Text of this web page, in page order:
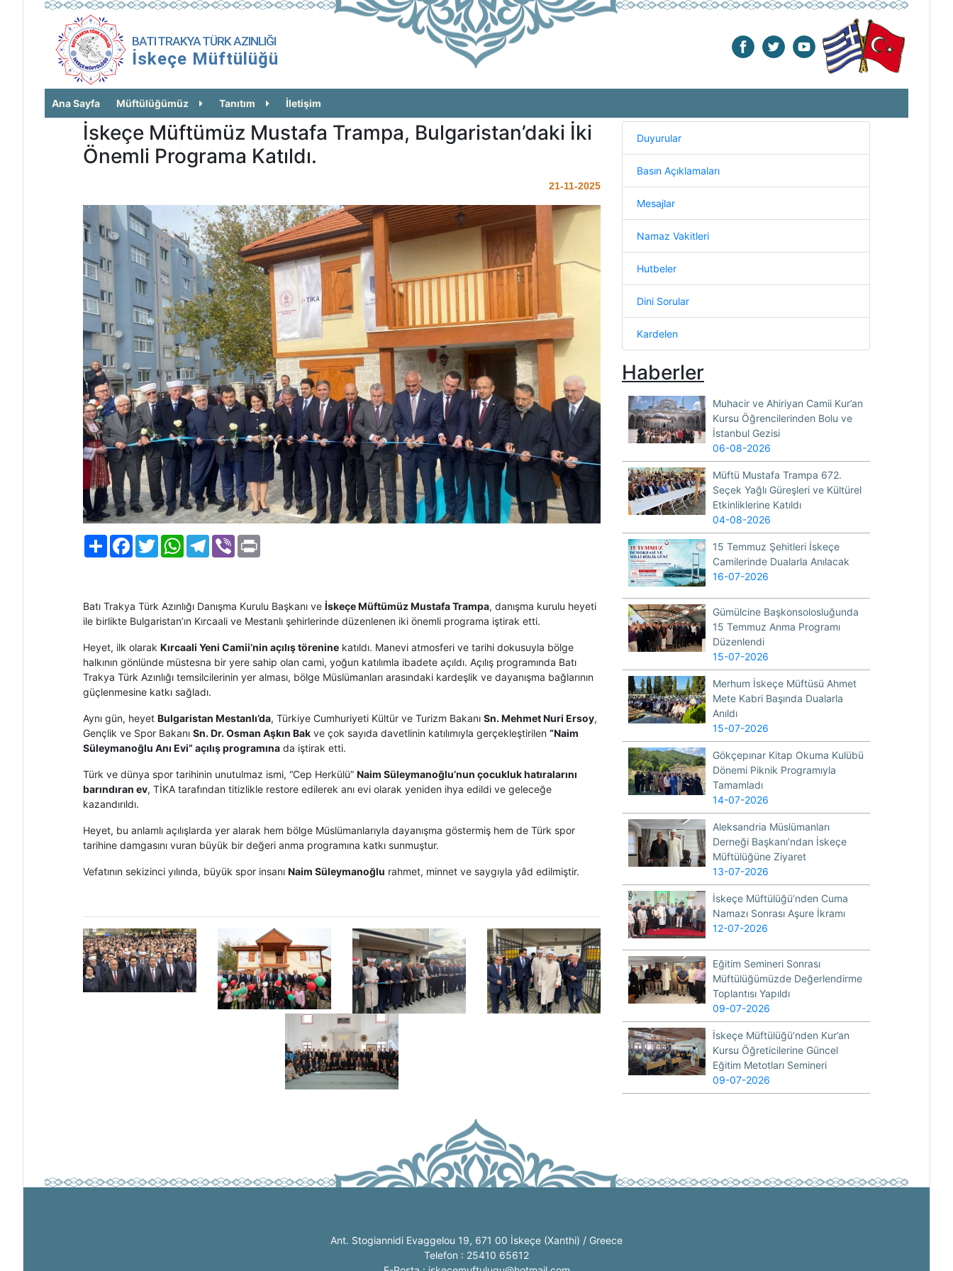
BATI TRAKYA TÜRK AZINLIĞI
İskeçe Müftülüğü
Ana Sayfa Müftülüğümüz Tanıtım İletişim
İskeçe Müftümüz Mustafa Trampa, Bulgaristan’daki İki
Önemli Programa Katıldı.
21-11-2025
PaylaşFacebook
TwitterWhatsAppTelegram
Viber
Batı Trakya Türk Azınlığı Danışma Kurulu Başkanı ve İskeçe Müftümüz Mustafa Trampa, danışma kurulu heyeti
ile birlikte Bulgaristan’ın Kırcaali ve Mestanlı şehirlerinde düzenlenen iki önemli programa iştirak etti.
Heyet, ilk olarak Kırcaali Yeni Camii’nin açılış törenine katıldı. Manevi atmosferi ve tarihi dokusuyla bölge
halkının gönlünde müstesna bir yere sahip olan cami, yoğun katılımla ibadete açıldı. Açılış programında Batı
Trakya Türk Azınlığı temsilcilerinin yer alması, bölge Müslümanları arasındaki kardeşlik ve dayanışma bağlarının
güçlenmesine katkı sağladı.
Aynı gün, heyet Bulgaristan Mestanlı’da, Türkiye Cumhuriyeti Kültür ve Turizm Bakanı Sn. Mehmet Nuri Ersoy,
Gençlik ve Spor Bakanı Sn. Dr. Osman Aşkın Bak ve çok sayıda davetlinin katılımıyla gerçekleştirilen “Naim
Süleymanoğlu Anı Evi” açılış programına da iştirak etti.
Türk ve dünya spor tarihinin unutulmaz ismi, “Cep Herkülü” Naim Süleymanoğlu’nun çocukluk hatıralarını
barındıran ev, TİKA tarafından titizlikle restore edilerek anı evi olarak yeniden ihya edildi ve geleceğe
kazandırıldı.
Heyet, bu anlamlı açılışlarda yer alarak hem bölge Müslümanlarıyla dayanışma göstermiş hem de Türk spor
tarihine damgasını vuran büyük bir değeri anma programına katkı sunmuştur.
Vefatının sekizinci yılında, büyük spor insanı Naim Süleymanoğlu rahmet, minnet ve saygıyla yâd edilmiştir.
Duyurular
Basın Açıklamaları
Mesajlar
Namaz Vakitleri
Hutbeler
Dini Sorular
Kardelen
Haberler
Muhacir ve Ahiriyan Camii Kur’an
Kursu Öğrencilerinden Bolu ve
İstanbul Gezisi
06-08-2026
Müftü Mustafa Trampa 672.
Seçek Yağlı Güreşleri ve Kültürel
Etkinliklerine Katıldı
04-08-2026
15 Temmuz Şehitleri İskeçe
Camilerinde Dualarla Anılacak
16-07-2026
Gümülcine Başkonsolosluğunda
15 Temmuz Anma Programı
Düzenlendi
15-07-2026
Merhum İskeçe Müftüsü Ahmet
Mete Kabri Başında Dualarla
Anıldı
15-07-2026
Gökçepınar Kitap Okuma Kulübü
Dönemi Piknik Programıyla
Tamamladı
14-07-2026
Aleksandria Müslümanları
Derneği Başkanı’ndan İskeçe
Müftülüğüne Ziyaret
13-07-2026
İskeçe Müftülüğü’nden Cuma
Namazı Sonrası Aşure İkramı
12-07-2026
Eğitim Semineri Sonrası
Müftülüğümüzde Değerlendirme
Toplantısı Yapıldı
09-07-2026
İskeçe Müftülüğü’nden Kur’an
Kursu Öğreticilerine Güncel
Eğitim Metotları Semineri
09-07-2026
Ant. Stogiannidi Evaggelou 19, 671 00 İskeçe (Xanthi) / Greece
Telefon : 25410 65612